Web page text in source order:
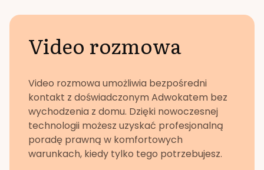
Video rozmowa
Video rozmowa umożliwia bezpośredni
kontakt z doświadczonym Adwokatem bez
wychodzenia z domu. Dzięki nowoczesnej
technologii możesz uzyskać profesjonalną
poradę prawną w komfortowych
warunkach, kiedy tylko tego potrzebujesz.